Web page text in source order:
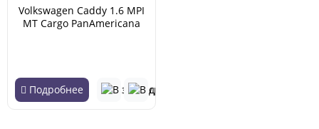
Volkswagen Caddy 1.6 MPI
MT Cargo PanAmericana
Подробнее